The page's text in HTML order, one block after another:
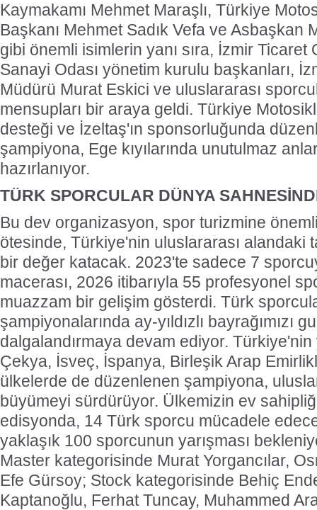
Kaymakamı Mehmet Maraşlı, Türkiye
Başkanı Mehmet Sadık Vefa ve Asbaşkan
gibi önemli isimlerin yanı sıra, İzmir Ticaret
Sanayi Odası yönetim kurulu başkanları,
Müdürü Murat Eskici ve uluslararası
mensupları bir araya geldi. Türkiye
desteği ve İzeltaş'ın sponsorluğunda
şampiyona, Ege kıyılarında unutulmaz
hazırlanıyor.
TÜRK SPORCULAR DÜNYA
Bu dev organizasyon, spor turizmine
ötesinde, Türkiye'nin uluslararası alandaki
bir değer katacak. 2023'te sadece 7
macerası, 2026 itibarıyla 55 profesyonel
muazzam bir gelişim gösterdi. Türk
şampiyonalarında ay-yıldızlı bayrağımızı
dalgalandırmaya devam ediyor. Türkiye'nin
Çekya, İsveç, İspanya, Birleşik Arap
ülkelerde de düzenlenen şampiyona,
büyümeyi sürdürüyor. Ülkemizin ev
edisyonda, 14 Türk sporcu mücadele
yaklaşık 100 sporcunun yarışması
Master kategorisinde Murat Yorgancılar,
Efe Gürsoy; Stock kategorisinde Behiç
Kaptanoğlu, Ferhat Tuncay, Muhammed